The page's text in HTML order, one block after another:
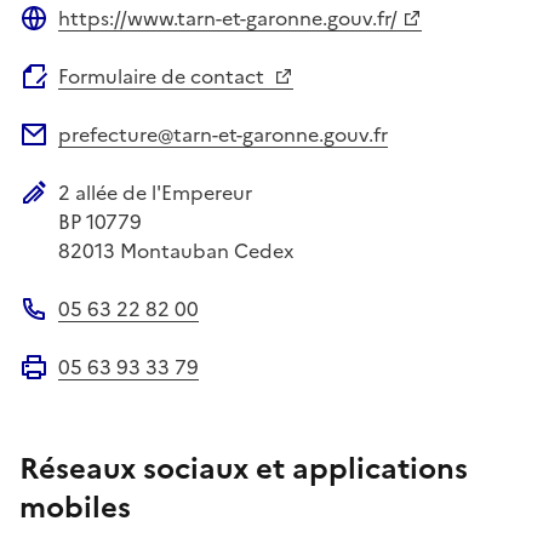
https://www.tarn-et-garonne.gouv.fr/
Formulaire de contact
prefecture@tarn-et-garonne.gouv.fr
Adresse postale
2 allée de l'Empereur
BP 10779
82013 Montauban Cedex
05 63 22 82 00
05 63 93 33 79
Réseaux sociaux et applications
mobiles